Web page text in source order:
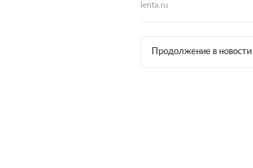
lenta.ru
Продолжение в новости